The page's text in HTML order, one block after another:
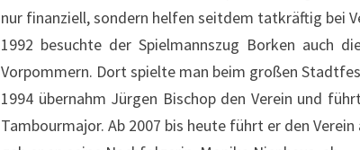
nur finanziell, sondern helfen seitdem tatkräftig bei
1992 besuchte der Spielmannszug Borken auch
Vorpommern. Dort spielte man beim großen
1994 übernahm Jürgen Bischop den Verein und
Tambourmajor. Ab 2007 bis heute führt er den